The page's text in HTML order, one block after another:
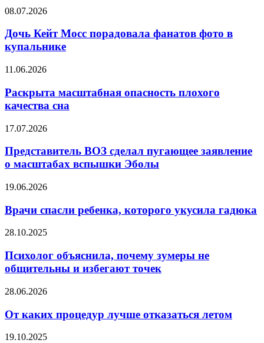
на
Дочь
Мосс
порадовала
фанатов
в
08.07.2026
Дочь Кейт Мосс порадовала фанатов фото в
купальнике
Раскрыта
опасность
плохого
качества
11.06.2026
Раскрыта масштабная опасность плохого
качества сна
Представитель
сделал
пугающее
заявление
масштабах
Эболы
17.07.2026
Представитель ВОЗ сделал пугающее заявление
о масштабах вспышки Эболы
Врачи
ребенка,
которого
укусила
19.06.2026
Врачи спасли ребенка, которого укусила гадюка
Психолог
почему
зумеры
не
и
точек
28.10.2025
Психолог объяснила, почему зумеры не
общительны и избегают точек
От
процедур
лучше
отказаться
28.06.2026
От каких процедур лучше отказаться летом
Доктор
19.10.2025